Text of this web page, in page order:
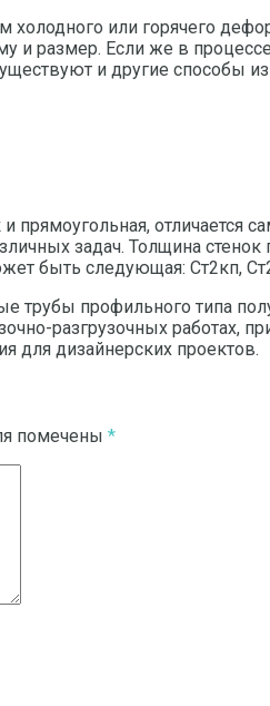
или горячего
размер. Если же в
и другие способы
прямоугольная,
задач. Толщина
быть следующая: Ст2кп,
трубы профильного типа
разгрузочных работах,
для дизайнерских проектов.
помечены *